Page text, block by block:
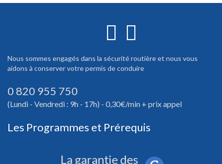
Nous sommes engagés dans la sécurité routière et nous vous
aidons à conserver votre permis de conduire
0 820 955 750
(Lundi - Vendredi : 9h - 17h) - 0,30€/min + prix appel
Les Programmes et Prérequis